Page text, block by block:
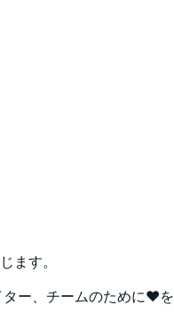
ます。
ー、チームのために❤️を